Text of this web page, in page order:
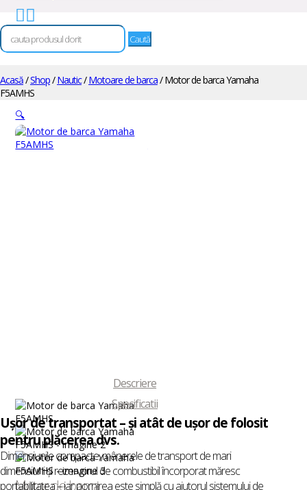
 
Caută
după:
Acasă/Shop/Nautic/Motoare de barca/ Motor de barca Yamaha
F5AMHS
🔍
Motor de barca
Descriere
Specificatii
Uşor de transportat – şi atât de uşor de folosit
pentru plăcerea dvs.
Dimensiunile compacte, mânerele de transport de mari
dimensiuni şi rezervorul de combustibil încorporat măresc
portabilitatea – iar pornirea este simplă cu ajutorul sistemului de